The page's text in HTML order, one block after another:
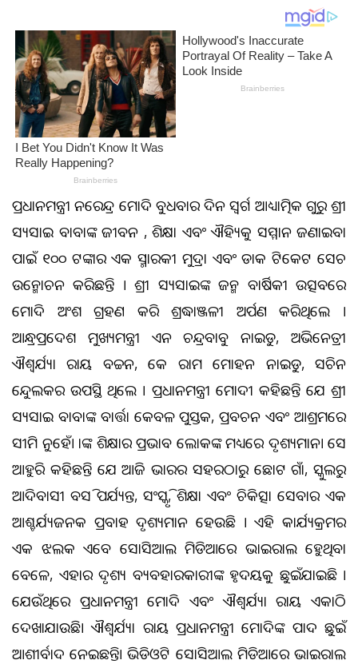
ପ୍ରଧାନମନ୍ତ୍ରୀ ନରେନ୍ଦ୍ର ମୋଦି ବୁଧବାର ଦିନ ସ୍ୱର୍ଗତ ଆଧ୍ୟାତ୍ମିକ ଗୁରୁ ଶ୍ରୀ
ସତ୍ୟସାଇ ବାବାଙ୍କ ଜୀବନ , ଶିକ୍ଷା ଏବଂ ଐତିହ୍ୟକୁ ସମ୍ମାନ ଜଣାଇବା
ପାଇଁ ୧୦୦ ଟଙ୍କାର ଏକ ସ୍ମାରକୀ ମୁଦ୍ରା ଏବଂ ଡାକ ଟିକେଟ ସେଚ
ଉନ୍ମୋଚନ କରିଛନ୍ତି । ଶ୍ରୀ ସତ୍ୟସାଇଙ୍କ ଜନ୍ମ ବାର୍ଷିକୀ ଉତ୍ସବରେ
ମୋଦି ଅଂଶ ଗ୍ରହଣ କରି ଶ୍ରଦ୍ଧାଞ୍ଜଳୀ ଅର୍ପଣ କରିଥିଲେ ।
ଆନ୍ଧ୍ରପ୍ରଦେଶ ମୁଖ୍ୟମନ୍ତ୍ରୀ ଏନ ଚନ୍ଦ୍ରବାବୁ ନାଇଡୁ, ଅଭିନେତ୍ରୀ
ଐଶ୍ୱର୍ଯ୍ୟା ରାୟ ବଚ୍ଚନ, କେ ରାମ ମୋହନ ନାଇଡୁ, ସଚିନ
ତେନ୍ଦୁଲକର ଉପସ୍ଥିତ ଥିଲେ । ପ୍ରଧାନମନ୍ତ୍ରୀ ମୋଦୀ କହିଛନ୍ତି ଯେ ଶ୍ରୀ
ସତ୍ୟସାଇ ବାବାଙ୍କ ବାର୍ତ୍ତା କେବଳ ପୁସ୍ତକ, ପ୍ରବଚନ ଏବଂ ଆଶ୍ରମରେ
ସୀମିତ ନୁହେଁ। ତାଙ୍କ ଶିକ୍ଷାର ପ୍ରଭାବ ଲୋକଙ୍କ ମଧ୍ୟରେ ଦୃଶ୍ୟମାନ। ସେ
ଆହୁରି କହିଛନ୍ତି ଯେ ଆଜି ଭାରତର ସହରଠାରୁ ଛୋଟ ଗାଁ, ସ୍କୁଲରୁ
ଆଦିବାସୀ ବସତି ପର୍ଯ୍ୟନ୍ତ, ସଂସ୍କୃତି, ଶିକ୍ଷା ଏବଂ ଚିକିତ୍ସା ସେବାର ଏକ
ଆଶ୍ଚର୍ଯ୍ୟଜନକ ପ୍ରବାହ ଦୃଶ୍ୟମାନ ହେଉଛି । ଏହି କାର୍ଯ୍ୟକ୍ରମର
ଏକ ଝଲକ ଏବେ ସୋସିଆଲ ମିଡିଆରେ ଭାଇରାଲ ହେୁଥିବା
ବେଳେ, ଏହାର ଦୃଶ୍ୟ ବ୍ୟବହାରକାରୀଙ୍କ ହୃଦୟକୁ ଛୁଇଁଯାଇଛି ।
ଯେଉଁଥିରେ ପ୍ରଧାନମନ୍ତ୍ରୀ ମୋଦି ଏବଂ ଐଶ୍ୱର୍ଯ୍ୟା ରାୟ ଏକାଠି
ଦେଖାଯାଉଛି। ଐଶ୍ୱର୍ଯ୍ୟା ରାୟ ପ୍ରଧାନମନ୍ତ୍ରୀ ମୋଦିଙ୍କ ପାଦ ଛୁଇଁ
ଆଶୀର୍ବାଦ ନେଇଛନ୍ତି। ଭିଡିଓଟି ସୋସିଆଲ ମିଡିଆରେ ଭାଇରାଲ